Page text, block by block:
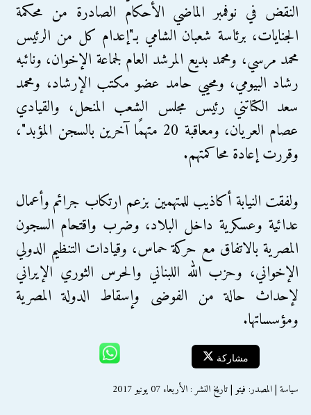
النقض في نوفمبر الماضي الأحكام الصادرة من محكمة
الجنايات، برئاسة شعبان الشامي بـ"إعدام كل من الرئيس
محمد مرسي، ومحمد بديع المرشد العام لجماعة الإخوان، ونائبه
رشاد البيومي، ومحيي حامد عضو مكتب الإرشاد، ومحمد
سعد الكتاتني رئيس مجلس الشعب المنحل، والقيادي
عصام العريان، ومعاقبة 20 متهمًا آخرين بالسجن المؤبد"،
وقررت إعادة محاكمتهم.
ولفقت النيابة أكاذيب للمتهمين بزعم ارتكاب جرائم وأعمال
عدائية وعسكرية داخل البلاد، وضرب واقتحام السجون
المصرية بالاتفاق مع حركة حماس، وقيادات التنظيم الدولي
الإخواني، وحزب الله اللبناني والحرس الثوري الإيراني
لإحداث حالة من الفوضى وإسقاط الدولة المصرية
ومؤسساتها.
مشاركة
سياسة | المصدر: فيتو | تاريخ النشر : الأربعاء 07 يونيو 2017